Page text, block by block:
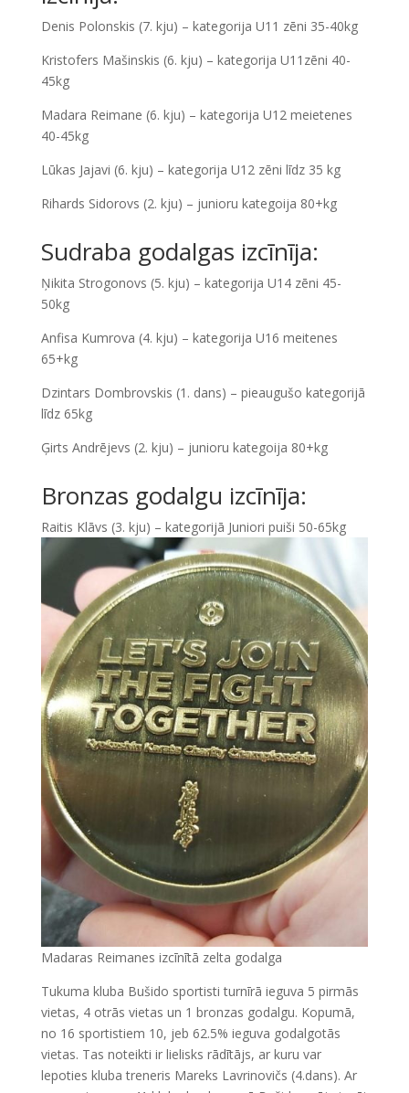
Denis Polonskis (7. kju) – kategorija U11 zēni 35-40kg
Kristofers Mašinskis (6. kju) – kategorija U11zēni 40-
45kg
Madara Reimane (6. kju) – kategorija U12 meietenes
40-45kg
Lūkas Jajavi (6. kju) – kategorija U12 zēni līdz 35 kg
Rihards Sidorovs (2. kju) – junioru kategoija 80+kg
Sudraba godalgas izcīnīja:
Ņikita Strogonovs (5. kju) – kategorija U14 zēni 45-
50kg
Anfisa Kumrova (4. kju) – kategorija U16 meitenes
65+kg
Dzintars Dombrovskis (1. dans) – pieaugušo kategorijā
līdz 65kg
Ģirts Andrējevs (2. kju) – junioru kategoija 80+kg
Bronzas godalgu izcīnīja:
Raitis Klāvs (3. kju) – kategorijā Juniori puiši 50-65kg
Madaras Reimanes izcīnītā zelta godalga
Tukuma kluba Bušido sportisti turnīrā ieguva 5 pirmās
vietas, 4 otrās vietas un 1 bronzas godalgu. Kopumā,
no 16 sportistiem 10, jeb 62.5% ieguva godalgotās
vietas. Tas noteikti ir lielisks rādītājs, ar kuru var
lepoties kluba treneris Mareks Lavrinovičs (4.dans). Ar